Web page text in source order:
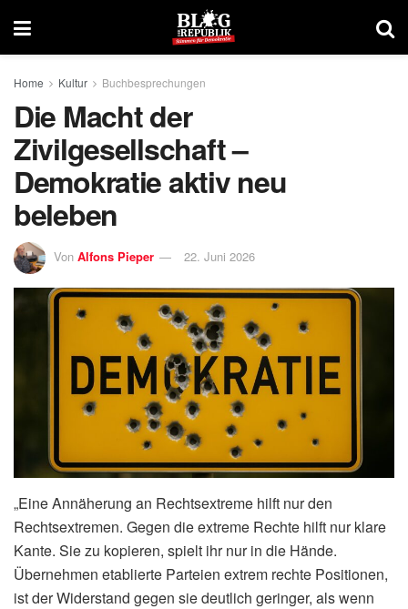
Home Kultur Buchbesprechungen
Die Macht der
Zivilgesellschaft –
Demokratie aktiv neu
beleben
Von Alfons Pieper 22. Juni 2026
„Eine Annäherung an Rechtsextreme hilft nur den
Rechtsextremen. Gegen die extreme Rechte hilft nur klare
Kante. Sie zu kopieren, spielt ihr nur in die Hände.
Übernehmen etablierte Parteien extrem rechte Positionen,
ist der Widerstand gegen sie deutlich geringer, als wenn